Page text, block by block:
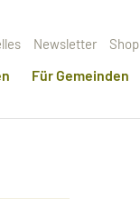
Newsletter Shop
Für Gemeinden